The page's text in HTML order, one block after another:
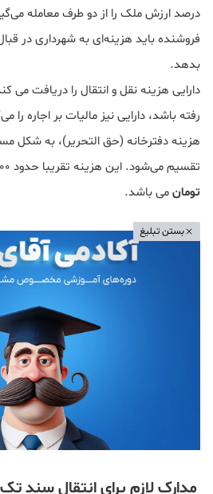
درصد ارزش ملک را از دو طرف معامله
فروشنده باید هزینه‌ای به شهرداری در
بدهد.
دارایی هزینه نقل‌ و انتقال را دریافت می
رفته باشد، دارایی نیز مالیات‌ بر اجاره را
هزینه دفترخانه (حق التحریر)، به شکل
تقسیم می‌شود. این هزینه تقریبا حدود ۲۰۰ هزار تومان تا
تومانمی باشد.
بستن تبلیغ
مدارک لازم برای انتقال سند